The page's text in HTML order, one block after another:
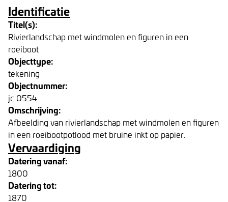
Identificatie
Titel(s):
Rivierlandschap met windmolen en figuren in een
roeiboot
Objecttype:
tekening
Objectnummer:
jc 0554
Omschrijving:
Afbeelding van rivierlandschap met windmolen en figuren
in een roeibootpotlood met bruine inkt op papier.
Vervaardiging
Datering vanaf:
1800
Datering tot:
1870